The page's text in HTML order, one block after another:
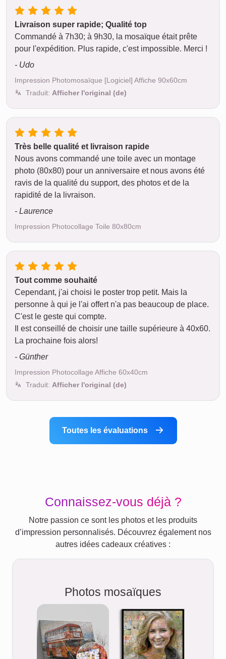
Livraison super rapide; Qualité top
Commandé à 7h30; à 9h30, la mosaïque était prête
pour l'expédition. Plus rapide, c'est impossible. Merci !
- Udo
Impression Photomosaïque [Logiciel] Affiche 90x60cm
Traduit: Afficher l'original (de)
Très belle qualité et livraison rapide
Nous avons commandé une toile avec un montage
photo (80x80) pour un anniversaire et nous avons été
ravis de la qualité du support, des photos et de la
rapidité de la livraison.
- Laurence
Impression Photocollage Toile 80x80cm
Tout comme souhaité
Cependant, j'ai choisi le poster trop petit. Mais la
personne à qui je l'ai offert n'a pas beaucoup de place.
C'est le geste qui compte.
Il est conseillé de choisir une taille supérieure à 40x60.
La prochaine fois alors!
- Günther
Impression Photocollage Affiche 60x40cm
Traduit: Afficher l'original (de)
Toutes les évaluations
Connaissez-vous déjà ?
Notre passion ce sont les photos et les produits
d’impression personnalisés. Découvrez également nos
autres idées cadeaux créatives :
Photos mosaïques